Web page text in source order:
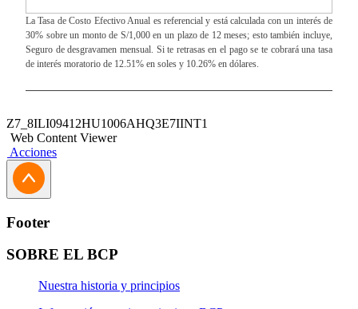
La Tasa de Costo Efectivo Anual es referencial y está calculada con un interés de
30% sobre un monto de S/1,000 en un plazo de 12 meses; esto también incluye,
Seguro de desgravamen mensual. Si te retrasas en el pago se te cobrará una tasa
de interés moratorio de 12.51% en soles y 10.26% en dólares.
Z7_8ILI09412HU1006AHQ3E7IINT1
Web Content Viewer
Acciones
Footer
SOBRE EL BCP
Nuestra historia y principios